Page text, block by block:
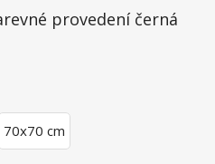
provedení černá
70x70 cm